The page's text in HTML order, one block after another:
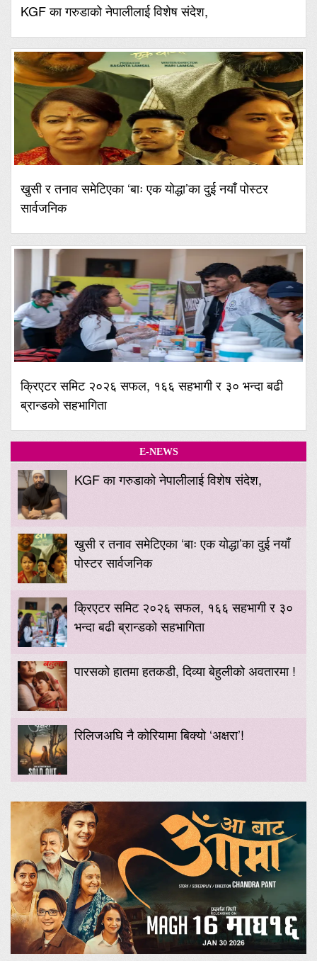
KGF का गरुडाको नेपालीलाई विशेष संदेश,
खुसी र तनाव समेटिएका ‘बाः एक योद्धा’का दुई नयाँ पोस्टर
सार्वजनिक
क्रिएटर समिट २०२६ सफल, १६६ सहभागी र ३० भन्दा बढी
ब्रान्डको सहभागिता
E-NEWS
KGF का गरुडाको नेपालीलाई विशेष संदेश,
खुसी र तनाव समेटिएका ‘बाः एक योद्धा’का दुई नयाँ
पोस्टर सार्वजनिक
क्रिएटर समिट २०२६ सफल, १६६ सहभागी र ३०
भन्दा बढी ब्रान्डको सहभागिता
पारसको हातमा हतकडी, दिव्या बेहुलीको अवतारमा !
रिलिजअघि नै कोरियामा बिक्यो ‘अक्षरा’!